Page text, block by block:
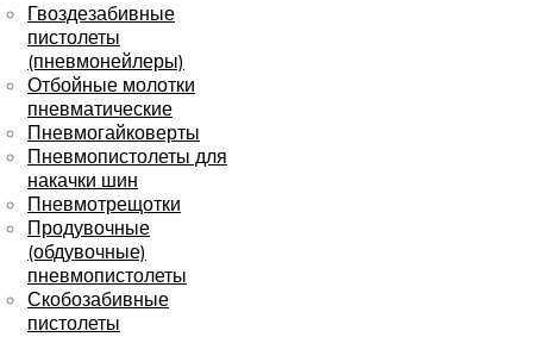
Гвоздезабивные
пистолеты
(пневмонейлеры)
Отбойные молотки
пневматические
Пневмогайковерты
Пневмопистолеты для
накачки шин
Пневмотрещотки
Продувочные
(обдувочные)
пневмопистолеты
Скобозабивные
пистолеты